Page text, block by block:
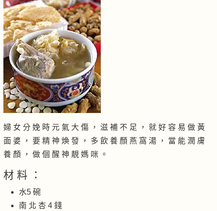
婦 女 分 娩 時 元 氣 大 傷 ， 滋 補 不 足 ， 就 好 容 易 做 黃
面 婆 ， 要 精 神 煥 發 ， 多 飲 養 顏 燕 窩 湯 ， 當 能 潤 膚
養 顏 ， 做 個 醒 神 靚 媽 咪 。
材 料 ：
水5 碗
南 北 杏 4 錢